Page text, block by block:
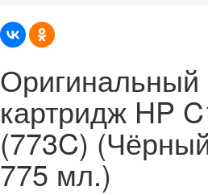
Оригинальный
картридж HP
(773C)
775 мл.)